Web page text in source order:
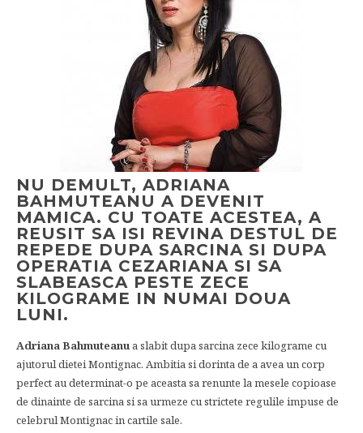
NU DEMULT, ADRIANA
BAHMUTEANU A DEVENIT
MAMICA. CU TOATE ACESTEA, A
REUSIT SA ISI REVINA DESTUL DE
REPEDE DUPA SARCINA SI DUPA
OPERATIA CEZARIANA SI SA
SLABEASCA PESTE ZECE
KILOGRAME IN NUMAI DOUA
LUNI.
Adriana Bahmuteanu a slabit dupa sarcina zece kilograme cu
ajutorul dietei Montignac. Ambitia si dorinta de a avea un corp
perfect au determinat-o pe aceasta sa renunte la mesele copioase
de dinainte de sarcina si sa urmeze cu strictete regulile impuse de
celebrul Montignac in cartile sale.